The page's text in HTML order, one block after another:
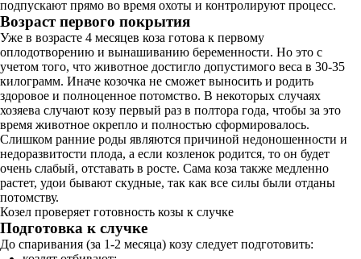
подпускают прямо во время охоты и контролируют процесс.
Возраст первого покрытия
Уже в возрасте 4 месяцев коза готова к первому
оплодотворению и вынашиванию беременности. Но это с
учетом того, что животное достигло допустимого веса в 30-35
килограмм. Иначе козочка не сможет выносить и родить
здоровое и полноценное потомство. В некоторых случаях
хозяева случают козу первый раз в полтора года, чтобы за это
время животное окрепло и полностью сформировалось.
Слишком ранние роды являются причиной недоношенности и
недоразвитости плода, а если козленок родится, то он будет
очень слабый, отставать в росте. Сама коза также медленно
растет, удои бывают скудные, так как все силы были отданы
потомству.
Козел проверяет готовность козы к случке
Подготовка к случке
До спаривания (за 1-2 месяца) козу следует подготовить: